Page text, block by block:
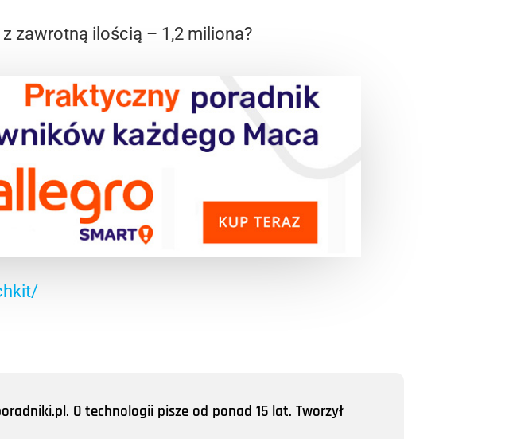
zawrotną ilością – 1,2 miliona?
O technologii pisze od ponad 15 lat. Tworzył